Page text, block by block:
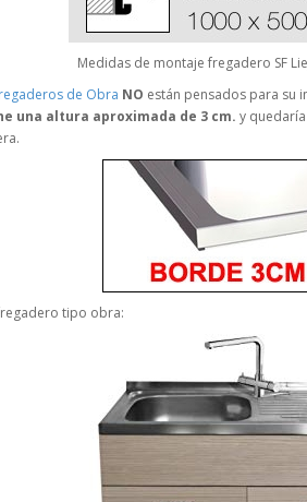
Medidas de montaje fregadero SF
de Obra NO están pensados para su
una altura aproximada de 3 cm. y
tipo obra: